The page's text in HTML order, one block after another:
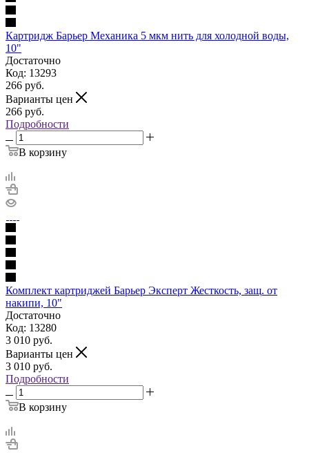
Картридж Барьер Механика 5 мкм нить для холодной воды,
10"
Достаточно
Код: 13293
266 руб.
Варианты цен
266 руб.
Подробности
В корзину
Комплект картриджей Барьер Эксперт Жесткость, защ. от
накипи, 10"
Достаточно
Код: 13280
3 010 руб.
Варианты цен
3 010 руб.
Подробности
В корзину